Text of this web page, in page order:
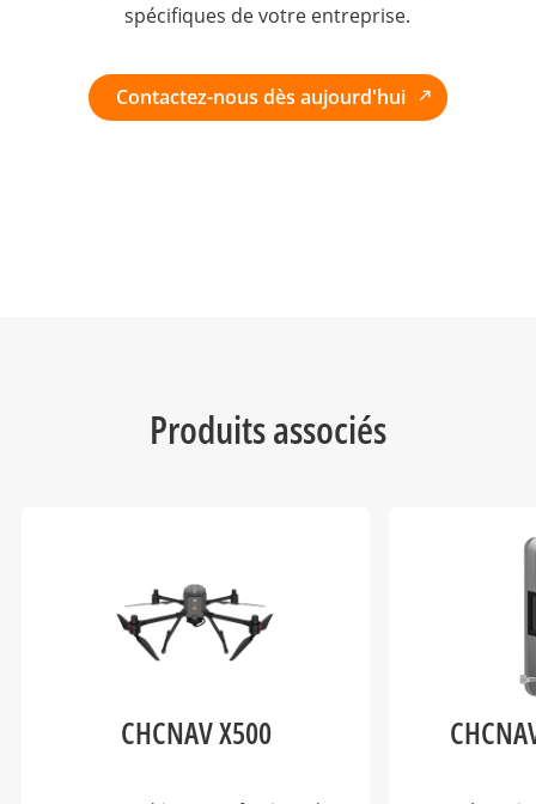
spécifiques de votre entreprise.
Contactez-nous dès aujourd'hui
Produits associés
CHCNAV X500